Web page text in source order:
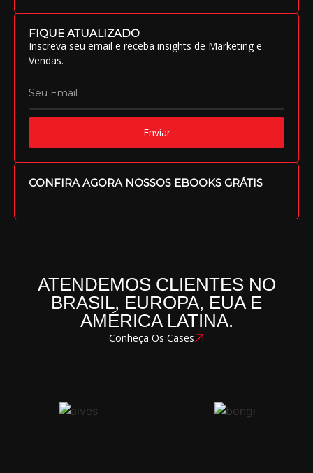
FIQUE ATUALIZADO
Inscreva seu email e receba insights de Marketing e
Vendas.
Enviar
CONFIRA AGORA NOSSOS EBOOKS GRÁTIS
ATENDEMOS CLIENTES NO
BRASIL, EUROPA, EUA E
AMÉRICA LATINA.
Conheça Os Cases